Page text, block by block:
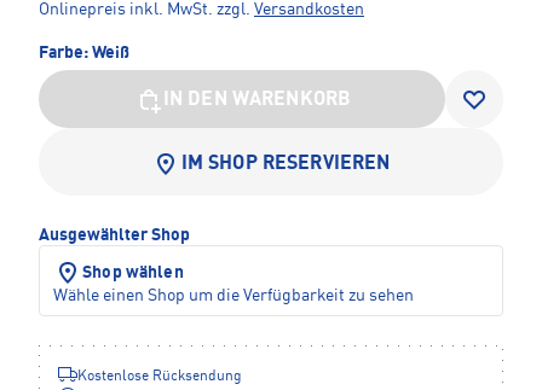
Onlinepreis inkl. MwSt. zzgl. Versandkosten
Farbe: Weiß
IN DEN WARENKORB
IM SHOP RESERVIEREN
Ausgewählter Shop
Shop wählen
Wähle einen Shop um die Verfügbarkeit zu sehen
Kostenlose Rücksendung